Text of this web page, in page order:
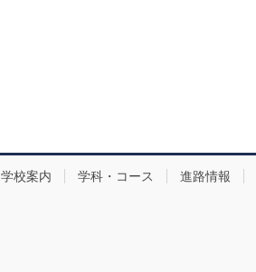
学校案内 学科・コース 進路情報